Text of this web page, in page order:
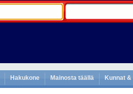
Hakukone Mainosta täällä Kunnat